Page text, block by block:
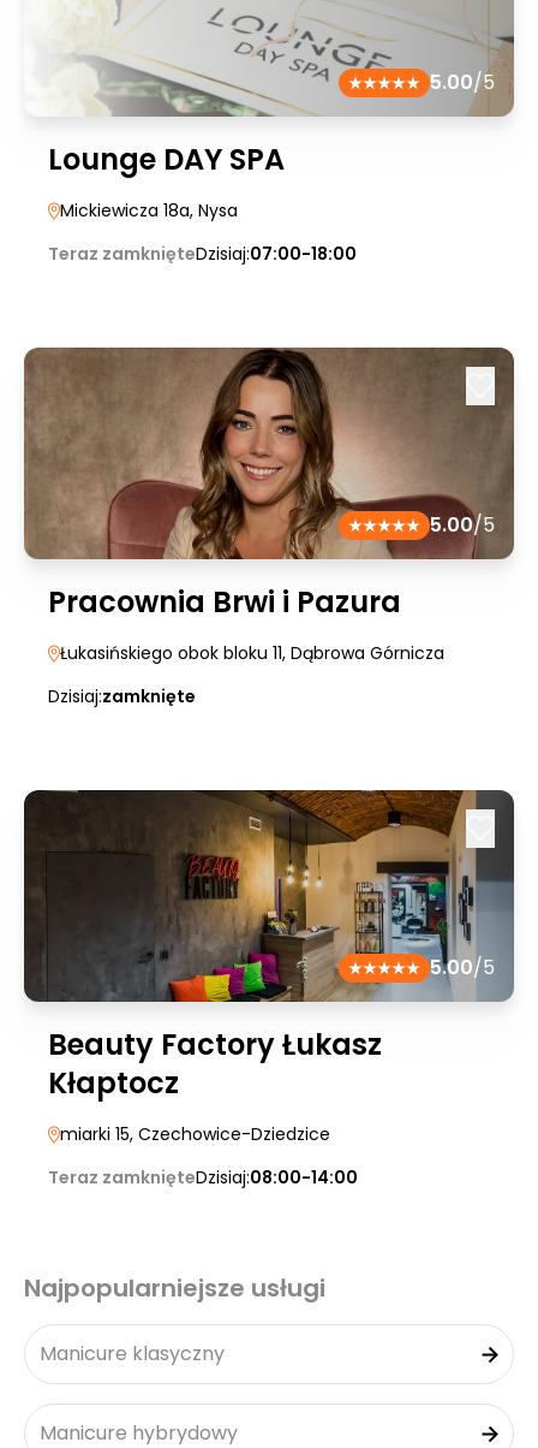
5.00/5
Lounge DAY SPA
Mickiewicza 18a, Nysa
Teraz zamknięteDzisiaj:07:00-18:00
5.00/5
Pracownia Brwi i Pazura
Łukasińskiego obok bloku 11, Dąbrowa Górnicza
Dzisiaj:zamknięte
5.00/5
Beauty Factory Łukasz
Kłaptocz
miarki 15, Czechowice-Dziedzice
Teraz zamknięteDzisiaj:08:00-14:00
Najpopularniejsze usługi
Manicure klasyczny
Manicure hybrydowy